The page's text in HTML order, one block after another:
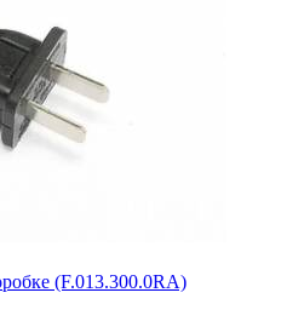
(F.013.300.0RA)